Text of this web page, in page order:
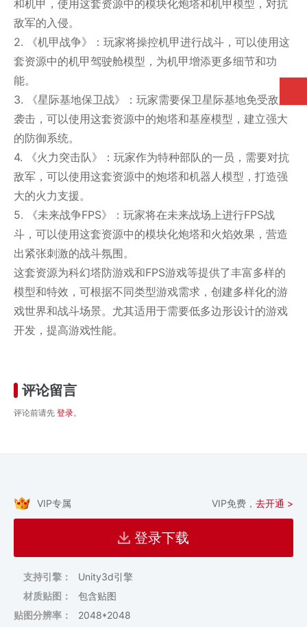
和机甲，使用这套资源中的模块化炮塔和机甲模型，对抗
敌军的入侵。
2. 《机甲战争》：玩家将操控机甲进行战斗，可以使用这
套资源中的机甲驾驶舱模型，为机甲增添更多细节和功
能。
3. 《星际基地保卫战》：玩家需要保卫星际基地免受敌人
袭击，可以使用这套资源中的炮塔和基座模型，建立强大
的防御系统。
4. 《火力突击队》：玩家作为特种部队的一员，需要对抗
敌军，可以使用这套资源中的炮塔和机器人模型，打造强
大的火力支援。
5. 《未来战争FPS》：玩家将在未来战场上进行FPS战
斗，可以使用这套资源中的模块化炮塔和火焰效果，营造
出紧张刺激的战斗氛围。
这套资源为科幻塔防游戏和FPS游戏等提供了丰富多样的
模型和特效，可根据不同类型游戏需求，创建多样化的游
戏世界和战斗场景。尤其适用于需要低多边形设计的游戏
开发，提高游戏性能。
评论留言
评论前请先 登录。
VIP专属 VIP免费， 去开通 >
登录下载
支持引擎：
Unity3d引擎
材质贴图：
包含贴图
贴图分辨率：
2048*2048